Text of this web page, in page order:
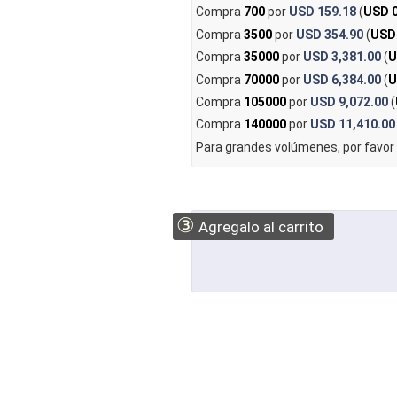
Compra 700por USD 159.18(USD
Compra 3500por USD 354.90(
Compra 35000por USD 3,381.00(
Compra 70000por USD 6,384.00(
Compra 105000por USD 9,072.00(
Compra 140000por USD 11,410.00
Para grandes volúmenes, por favor
③ Agregalo al carrito